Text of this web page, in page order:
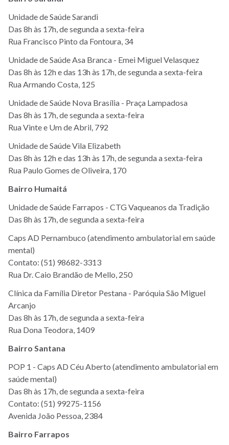
Unidade de Saúde Sarandi
Das 8h às 17h, de segunda a sexta-feira
Rua Francisco Pinto da Fontoura, 34
Unidade de Saúde Asa Branca - Emei Miguel Velasquez
Das 8h às 12h e das 13h às 17h, de segunda a sexta-feira
Rua Armando Costa, 125
Unidade de Saúde Nova Brasília - Praça Lampadosa
Das 8h às 17h, de segunda a sexta-feira
Rua Vinte e Um de Abril, 792
Unidade de Saúde Vila Elizabeth
Das 8h às 12h e das 13h às 17h, de segunda a sexta-feira
Rua Paulo Gomes de Oliveira, 170
Bairro Humaitá
Unidade de Saúde Farrapos - CTG Vaqueanos da Tradição
Das 8h às 17h, de segunda a sexta-feira
Caps AD Pernambuco (atendimento ambulatorial em saúde
mental)
Contato: (51) 98682-3313
Rua Dr. Caio Brandão de Mello, 250
Clínica da Família Diretor Pestana - Paróquia São Miguel
Arcanjo
Das 8h às 17h, de segunda a sexta-feira
Rua Dona Teodora, 1409
Bairro Santana
POP 1 - Caps AD Céu Aberto (atendimento ambulatorial em
saúde mental)
Das 8h às 17h, de segunda a sexta-feira
Contato: (51) 99275-1156
Avenida João Pessoa, 2384
Bairro Farrapos